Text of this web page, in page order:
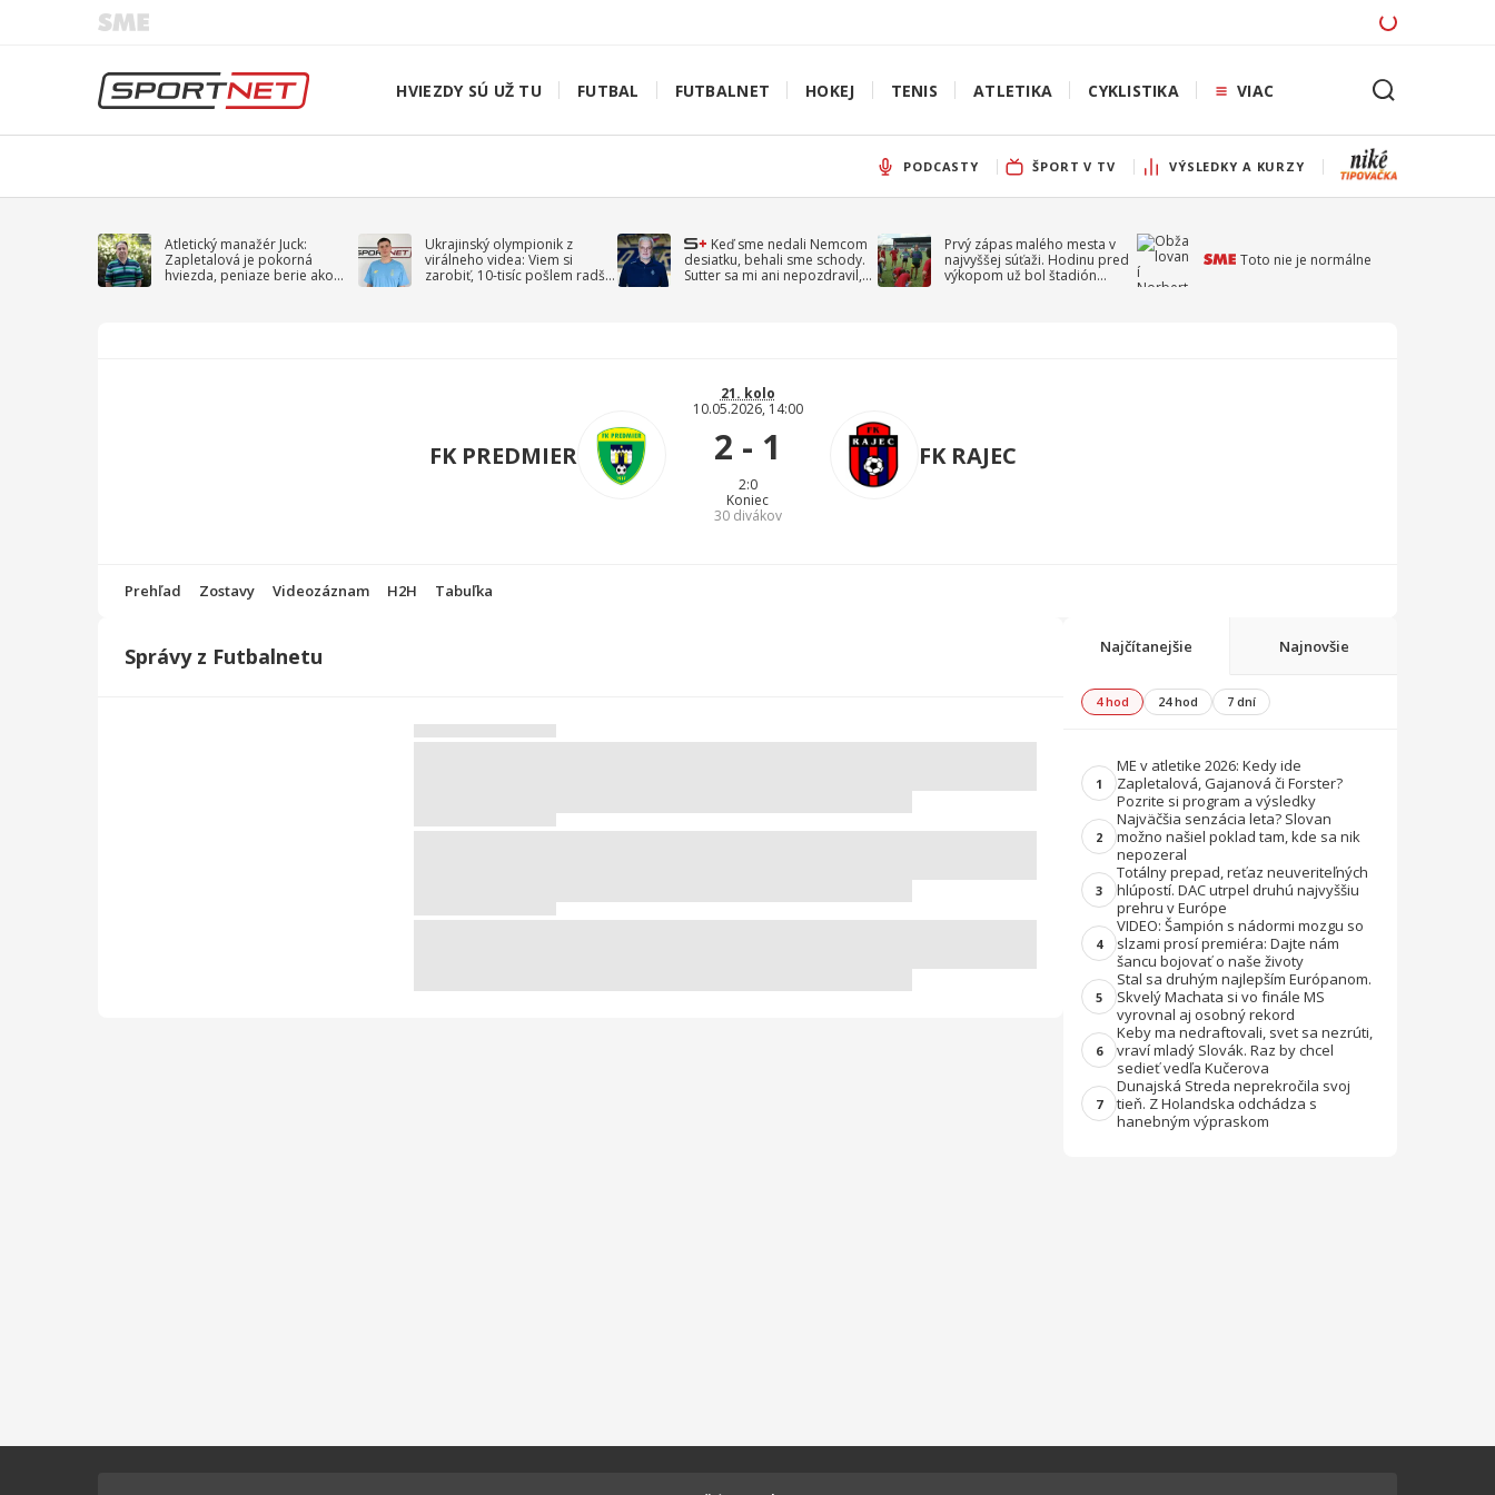
HVIEZDY SÚ UŽ TU FUTBAL FUTBALNET HOKEJ TENIS ATLETIKA CYKLISTIKA VIAC
PODCASTY ŠPORT V TV VÝSLEDKY A KURZY
Atletický manažér Juck:
Zapletalová je pokorná
hviezda, peniaze berie ako
Ukrajinský olympionik z
virálneho videa: Viem si
zarobiť, 10-tisíc pošlem radšej
Keď sme nedali Nemcom
desiatku, behali sme schody.
Sutter sa mi ani nepozdravil,
Prvý zápas malého mesta v
najvyššej súťaži. Hodinu pred
výkopom už bol štadión
Toto nie je normálne
FK PREDMIER
21. kolo
10.05.2026, 14:00
2 - 1
2:0
Koniec
30divákov
FK RAJEC
Prehľad Zostavy Videozáznam H2H Tabuľka
Správy z Futbalnetu Najčítanejšie Najnovšie
4 hod 24 hod 7 dní
1
ME v atletike 2026: Kedy ide
Zapletalová, Gajanová či Forster?
Pozrite si program a výsledky
2
Najväčšia senzácia leta? Slovan
možno našiel poklad tam, kde sa nik
nepozeral
3
Totálny prepad, reťaz neuveriteľných
hlúpostí. DAC utrpel druhú najvyššiu
prehru v Európe
4
VIDEO: Šampión s nádormi mozgu so
slzami prosí premiéra: Dajte nám
šancu bojovať o naše životy
5
Stal sa druhým najlepším Európanom.
Skvelý Machata si vo finále MS
vyrovnal aj osobný rekord
6
Keby ma nedraftovali, svet sa nezrúti,
vraví mladý Slovák. Raz by chcel
sedieť vedľa Kučerova
7
Dunajská Streda neprekročila svoj
tieň. Z Holandska odchádza s
hanebným výpraskom